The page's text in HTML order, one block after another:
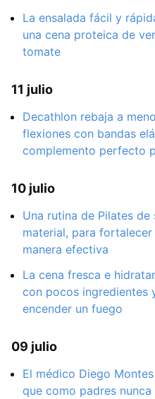
La ensalada fácil y
una cena proteica de
tomate
11 julio
Decathlon rebaja a
flexiones con bandas
complemento perfecto
10 julio
Una rutina de Pilates
material, para
manera efectiva
La cena fresca e
con pocos ingredientes
encender un fuego
09 julio
El médico Diego
que como padres